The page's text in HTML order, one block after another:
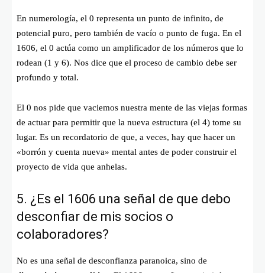
En numerología, el 0 representa un punto de infinito, de
potencial puro, pero también de vacío o punto de fuga. En el
1606, el 0 actúa como un amplificador de los números que lo
rodean (1 y 6). Nos dice que el proceso de cambio debe ser
profundo y total.
El 0 nos pide que vaciemos nuestra mente de las viejas formas
de actuar para permitir que la nueva estructura (el 4) tome su
lugar. Es un recordatorio de que, a veces, hay que hacer un
«borrón y cuenta nueva» mental antes de poder construir el
proyecto de vida que anhelas.
5. ¿Es el 1606 una señal de que debo
desconfiar de mis socios o
colaboradores?
No es una señal de desconfianza paranoica, sino de